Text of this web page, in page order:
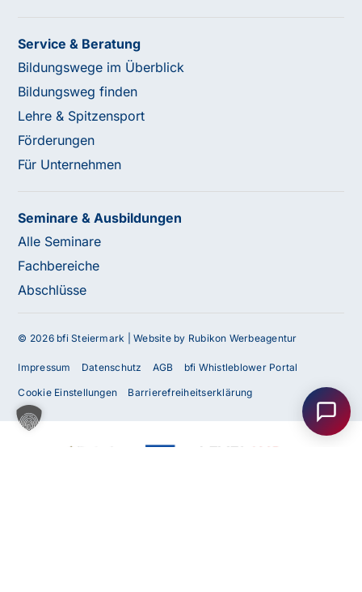
Unterstützung?
Unser Team ist gerne für Sie da! Nehmen Sie jetzt
Kontakt mit uns auf – wir freuen uns auf Ihre Anfrage.
Service & Beratung
Bildungswege im Überblick
Bildungsweg finden
Lehre & Spitzensport
Förderungen
Für Unternehmen
Seminare & Ausbildungen
Alle Seminare
Fachbereiche
Abschlüsse
© 2026 bfi Steiermark |Website by Rubikon Werbeagentur
Impressum Datenschutz AGB bfi Whistleblower Portal
Cookie Einstellungen Barrierefreiheitserklärung